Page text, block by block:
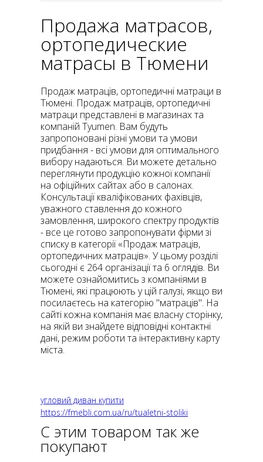
Продажа матрасов,
ортопедические
матрасы в Тюмени
Продаж матраців, ортопедичні матраци в
Тюмені. Продаж матраців, ортопедичні
матраци представлені в магазинах та
компаній Tyumen. Вам будуть
запропоновані різні умови та умови
придбання - всі умови для оптимального
вибору надаються. Ви можете детально
переглянути продукцію кожної компанії
на офіційних сайтах або в салонах.
Консультації кваліфікованих фахівців,
уважного ставлення до кожного
замовлення, широкого спектру продуктів
- все це готово запропонувати фірми зі
списку в категорії «Продаж матраців,
ортопедичних матраців». У цьому розділі
сьогодні є 264 організації та 6 оглядів. Ви
можете ознайомитись з компаніями в
Тюмені, які працюють у цій галузі, якщо ви
посилаєтесь на категорію "матраців". На
сайті кожна компанія має власну сторінку,
на якій ви знайдете відповідні контактні
дані, режим роботи та інтерактивну карту
міста.
угловий диван купити
https://fmebli.com.ua/ru/tualetni-stoliki
С этим товаром так же
покупают